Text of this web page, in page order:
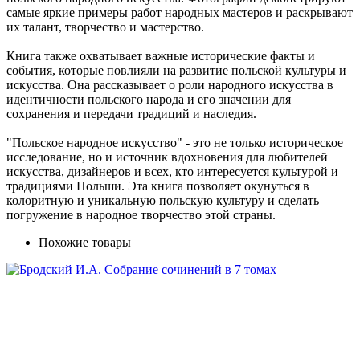
самые яркие примеры работ народных мастеров и раскрывают
их талант, творчество и мастерство.
Книга также охватывает важные исторические факты и
события, которые повлияли на развитие польской культуры и
искусства. Она рассказывает о роли народного искусства в
идентичности польского народа и его значении для
сохранения и передачи традиций и наследия.
"Польское народное искусство" - это не только историческое
исследование, но и источник вдохновения для любителей
искусства, дизайнеров и всех, кто интересуется культурой и
традициями Польши. Эта книга позволяет окунуться в
колоритную и уникальную польскую культуру и сделать
погружение в народное творчество этой страны.
Похожие товары